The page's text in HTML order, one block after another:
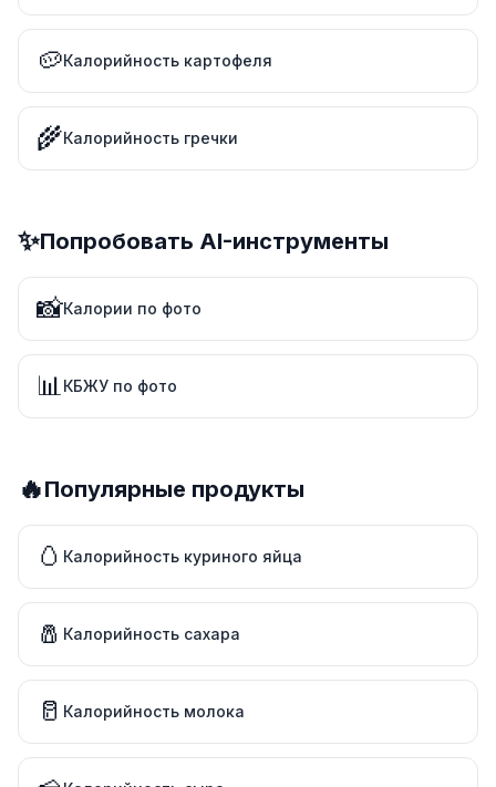
🥔Калорийность картофеля
🌾Калорийность гречки
✨Попробовать AI-инструменты
📸Калории по фото
📊КБЖУ по фото
🔥Популярные продукты
🥚 Калорийность куриного яйца
🧂 Калорийность сахара
🥛 Калорийность молока